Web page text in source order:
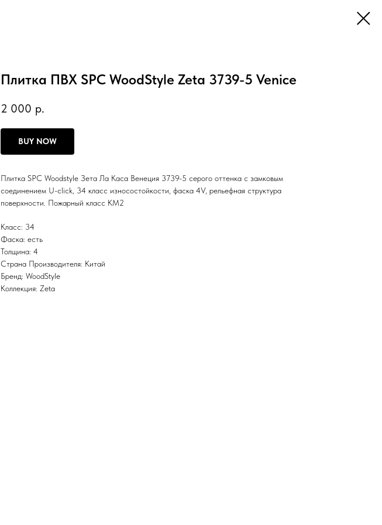
Плитка ПВХ SPC WoodStyle Zeta 3739-5 Venice
2 000 р.
BUY NOW
Плитка SPC Woodstyle Зета Ла Каса Венеция 3739-5 серого оттенка с замковым
соединением U-click, 34 класс износостойкости, фаска 4V, рельефная структура
поверхности. Пожарный класс КМ2
Класс: 34
Фаска: есть
Толщина: 4
Страна Производителя: Китай
Бренд: WoodStyle
Коллекция: Zeta